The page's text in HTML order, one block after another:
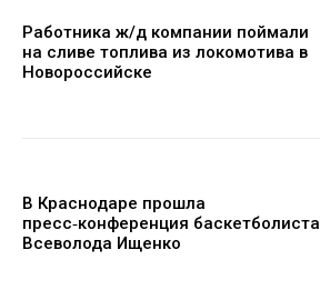
Работника ж/д компании поймали
на сливе топлива из локомотива в
Новороссийске
В Краснодаре прошла
пресс‑конференция баскетболиста
Всеволода Ищенко